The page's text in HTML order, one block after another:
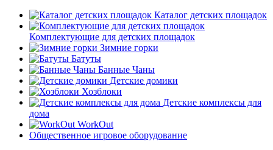
Каталог детских площадок
Комплектующие для детских площадок
Зимние горки
Батуты
Банные Чаны
Детские домики
Хозблоки
Детские комплексы для
дома
WorkOut
Общественное игровое оборудование